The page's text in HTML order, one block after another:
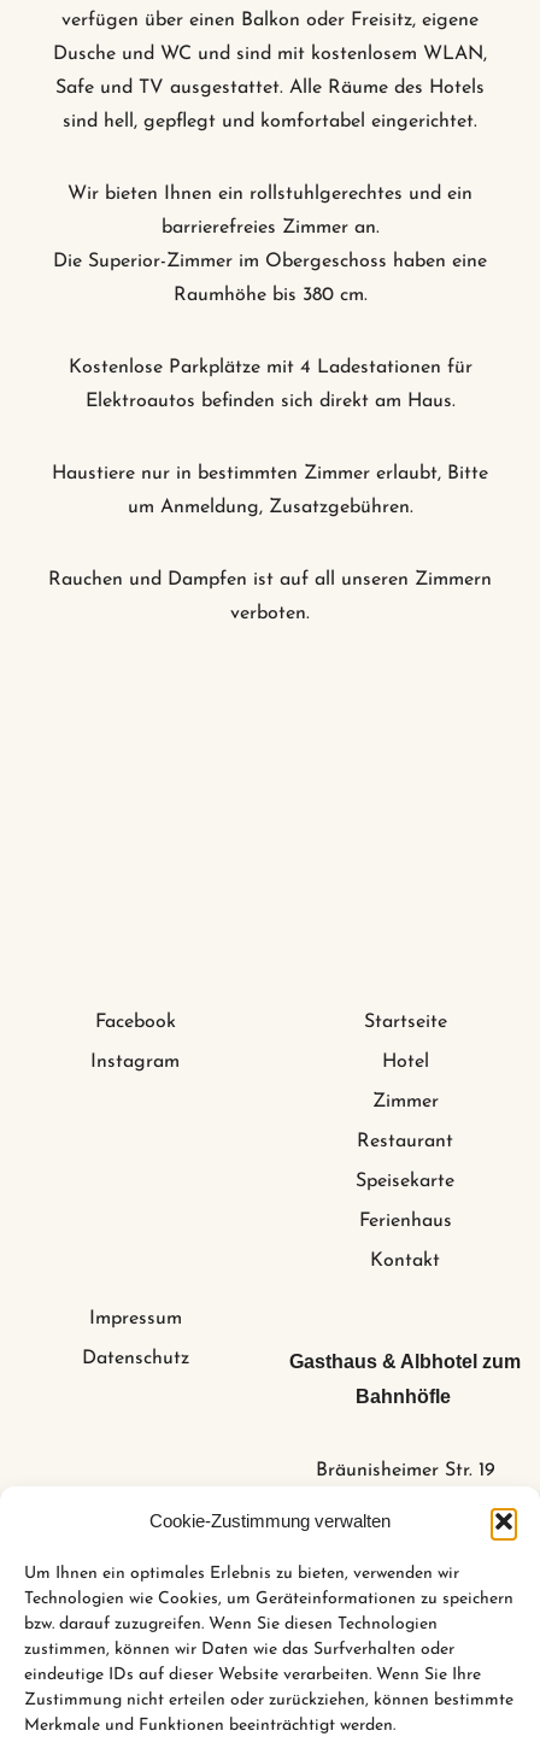
Cookie-Zustimmung verwalten
Um Ihnen ein optimales Erlebnis zu bieten, verwenden wir
Technologien wie Cookies, um Geräteinformationen zu speichern
bzw. darauf zuzugreifen. Wenn Sie diesen Technologien
zustimmen, können wir Daten wie das Surfverhalten oder
eindeutige IDs auf dieser Website verarbeiten. Wenn Sie Ihre
Zustimmung nicht erteilen oder zurückziehen, können bestimmte
Merkmale und Funktionen beeinträchtigt werden.
verfügen über einen Balkon oder Freisitz, eigene
Dusche und WC und sind mit kostenlosem WLAN,
Safe und TV ausgestattet. Alle Räume des Hotels
sind hell, gepflegt und komfortabel eingerichtet.
Wir bieten Ihnen ein rollstuhlgerechtes und ein
barrierefreies Zimmer an.
Die Superior-Zimmer im Obergeschoss haben eine
Raumhöhe bis 380 cm.
Kostenlose Parkplätze mit 4 Ladestationen für
Elektroautos befinden sich direkt am Haus.
Haustiere nur in bestimmten Zimmer erlaubt, Bitte
um Anmeldung, Zusatzgebühren.
Rauchen und Dampfen ist auf all unseren Zimmern
verboten.
Facebook
Instagram
Startseite
Hotel
Zimmer
Restaurant
Speisekarte
Ferienhaus
Kontakt
Impressum
Datenschutz
Gasthaus & Albhotel zum
Bahnhöfle
Bräunisheimer Str. 19
+49 (0)73 31 44 84 6
info@bahnhoefle-
stubersheim.de